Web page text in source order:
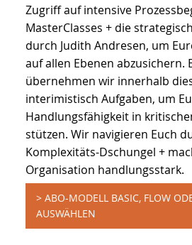
Zugriff auf intensive
MasterClasses + die
durch Judith Andresen, um
auf allen Ebenen abzusichern.
übernehmen wir innerhalb
interimistisch Aufgaben, um
Handlungsfähigkeit in
stützen. Wir navigieren Euch
Komplexitäts-Dschungel +
Organisation handlungsstark.
> ABO-MODELL BASIC, FLOW
AUSWÄHLEN